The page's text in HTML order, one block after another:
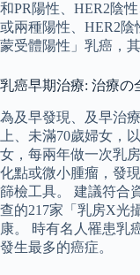
和PR陽性、HER2陰
或兩種陽性、HER2
蒙受體陽性」乳癌，
乳癌早期治療: 治療の
為及早發現、及早治
上、未滿70歲婦女，
女，每兩年做一次乳
化點或微小腫瘤，發
篩檢工具。 建議符合
查的217家「乳房X光
康。 時有名人罹患乳
發生最多的癌症。